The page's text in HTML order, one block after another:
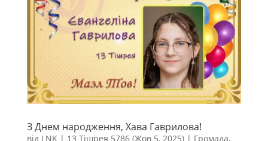
З Днем народження, Хава Гаврилова!
від LNK| 13 Тішрея 5786 (Жов 5, 2025)| Громада,